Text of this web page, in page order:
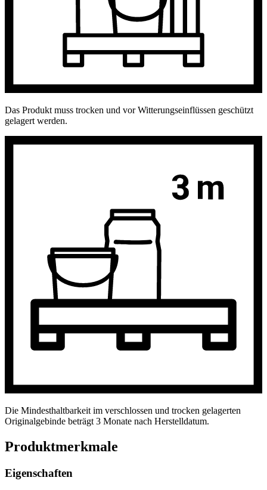
Das Produkt muss trocken und vor Witterungseinflüssen geschützt
gelagert werden.
Die Mindesthaltbarkeit im verschlossen und trocken gelagerten
Originalgebinde beträgt 3 Monate nach Herstelldatum.
Produktmerkmale
Eigenschaften